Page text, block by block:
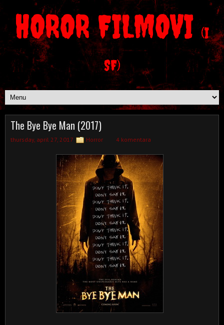
HOROR FILMOVI (I
SF)
The Bye Bye Man (2017)
thursday, april 27, 2017 Horror 4 komentara